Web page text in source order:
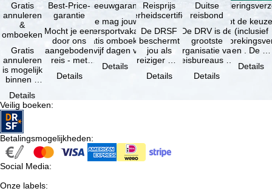
Gratis
annuleren
&
omboeken
Gratis
annuleren
is mogelijk
binnen 5
de
boeking,
als jouw
vakantie …
Details
Best-Price-
garantie
Mocht je een
door ons
aangeboden
reis - met
beschikbaarheid
Details
Sneeuwgarantie
Je mag jouw
wintersportvakantie
gratis omboeken
als vijf dagen voor
Details
Reisprijs
zekerheidscertificaat
De DRSF
beschermt
jou als
reiziger met
pakketreis
Details
Duitse
reisbond
De DRV is de
grootste
organisatie van
reisbureaus en
in Duitsland. …
Details
Je hebt de
(inclusief
en . De …
Details
Veilig boeken:
Betalingsmogelijkheden:
Social Media:
Onze labels: